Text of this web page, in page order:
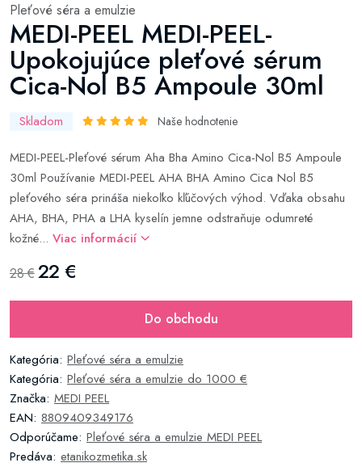
Pleťové séra a emulzie
MEDI-PEEL MEDI-PEEL-
Upokojujúce pleťové sérum
Cica-Nol B5 Ampoule 30ml
Skladom Naše hodnotenie
MEDI-PEEL-Pleťové sérum Aha Bha Amino Cica-Nol B5 Ampoule
30ml Používanie MEDI-PEEL AHA BHA Amino Cica Nol B5
pleťového séra prináša niekoľko kľúčových výhod. Vďaka obsahu
AHA, BHA, PHA a LHA kyselín jemne odstraňuje odumreté
kožné... Viac informácií
28 €22 €
Do obchodu
Kategória: Pleťové séra a emulzie
Kategória: Pleťové séra a emulzie do 1000 €
Značka: MEDI PEEL
EAN: 8809409349176
Odporúčame: Pleťové séra a emulzie MEDI PEEL
Predáva: etanikozmetika.sk